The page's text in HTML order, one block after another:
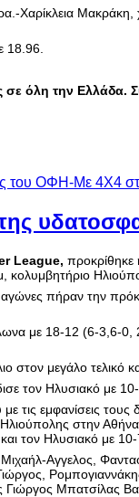
Χαρίκλεια Μακράκη,
18.96.
όλη την Ελλάδα.
League, προκρίθηκε
κολυμβητήριο
αγώνες πήραν την
με 18-12 (6-3,6-
στον μεγάλο τελικό
τον Ηλυσιακό με
με τις εμφανίσεις
Ηλιούπολης στην
τον Ηλυσιακό με
Αγγελος,
Γιώργος Μπατσίλας